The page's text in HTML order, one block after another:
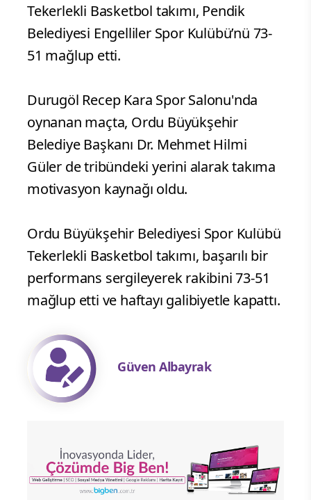
Tekerlekli Basketbol takımı, Pendik
Belediyesi Engelliler Spor Kulübü’nü 73-
51 mağlup etti.
Durugöl Recep Kara Spor Salonu'nda
oynanan maçta, Ordu Büyükşehir
Belediye Başkanı Dr. Mehmet Hilmi
Güler de tribündeki yerini alarak takıma
motivasyon kaynağı oldu.
Ordu Büyükşehir Belediyesi Spor Kulübü
Tekerlekli Basketbol takımı, başarılı bir
performans sergileyerek rakibini 73-51
mağlup etti ve haftayı galibiyetle kapattı.
Güven Albayrak